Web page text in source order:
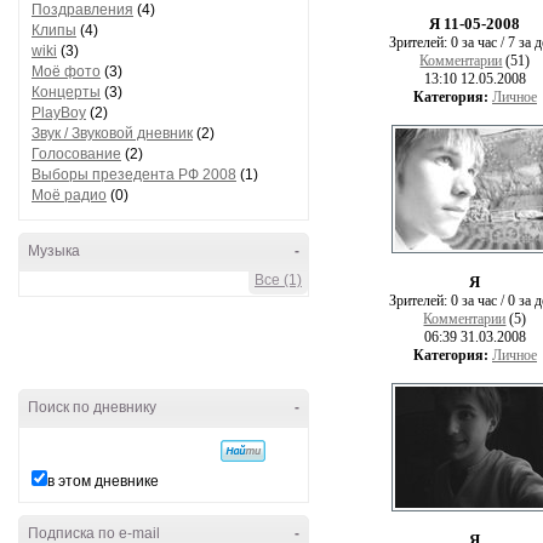
Поздравления (4)
Клипы (4)
wiki (3)
Моё фото (3)
Концерты (3)
PlayBoy (2)
Звук / Звуковой дневник (2)
Голосование (2)
Выборы презедента РФ 2008 (1)
Моё радио (0)
-
Музыка
Все (1)
-
Поиск по дневнику
в этом дневнике
-
Подписка по e-mail
Я 11-05-2008
Зрителей: 0 за час / 7 за
Комментарии (51)
13:10 12.05.2008
Категория: Личное
Я
Зрителей: 0 за час / 0 за
Комментарии (5)
06:39 31.03.2008
Категория: Личное